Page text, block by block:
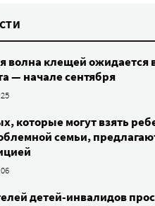
волна клещей ожидается
— начале сентября
которые могут взять
семьи,
детей-инвалидов